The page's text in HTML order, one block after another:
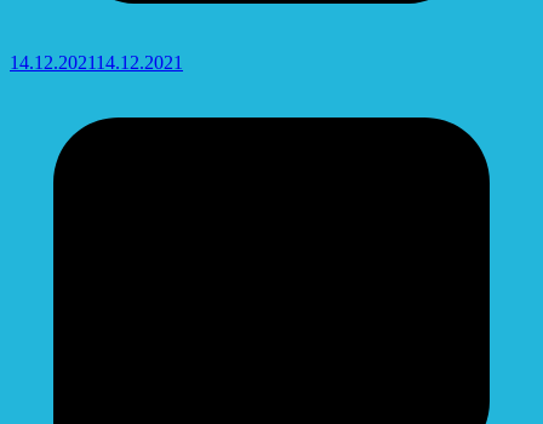
14.12.202114.12.2021